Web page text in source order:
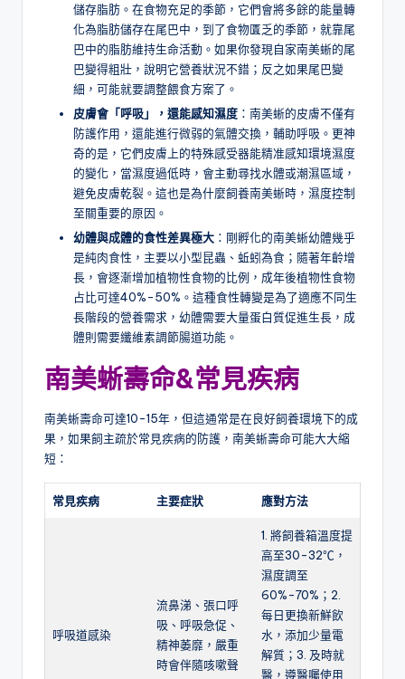
儲存脂肪。在食物充足的季節，它們會將多餘的能量轉
化為脂肪儲存在尾巴中，到了食物匱乏的季節，就靠尾
巴中的脂肪維持生命活動。如果你發現自家南美蜥的尾
巴變得粗壯，說明它營養狀況不錯；反之如果尾巴變
細，可能就要調整餵食方案了。
皮膚會「呼吸」，還能感知濕度 ：南美蜥的皮膚不僅有
防護作用，還能進行微弱的氣體交換，輔助呼吸。更神
奇的是，它們皮膚上的特殊感受器能精准感知環境濕度
的變化，當濕度過低時，會主動尋找水體或潮濕區域，
避免皮膚乾裂。這也是為什麼飼養南美蜥時，濕度控制
至關重要的原因。
幼體與成體的食性差異極大 ：剛孵化的南美蜥幼體幾乎
是純肉食性，主要以小型昆蟲、蚯蚓為食；隨著年齡增
長，會逐漸增加植物性食物的比例，成年後植物性食物
占比可達40%-50%。這種食性轉變是為了適應不同生
長階段的營養需求，幼體需要大量蛋白質促進生長，成
體則需要纖維素調節腸道功能。
南美蜥壽命&常見疾病
南美蜥壽命可達10-15年，但這通常是在良好飼養環境下的成
果，如果飼主疏於常見疾病的防護，南美蜥壽命可能大大縮
短：
常見疾病 主要症狀 應對方法
呼吸道感染
流鼻涕、張口呼
吸、呼吸急促、
精神萎靡，嚴重
時會伴隨咳嗽聲
1. 將飼養箱溫度提
高至30-32℃，
濕度調至
60%-70%；2.
每日更換新鮮飲
水，添加少量電
解質；3. 及時就
醫，遵醫囑使用